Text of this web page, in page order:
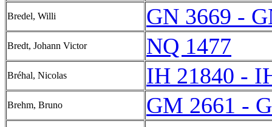
Bredel, Willi GN 3669 -
Bredt, Johann Victor NQ 1477
Bréhal, Nicolas IH 21840 -
Brehm, Bruno GM 2661 -